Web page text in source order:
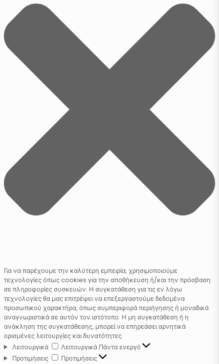
Για να παρέχουμε την καλύτερη εμπειρία, χρησιμοποιούμε
τεχνολογίες όπως cookies για την αποθήκευση ή/και την πρόσβαση
σε πληροφορίες συσκευών. Η συγκατάθεση για τις εν λόγω
τεχνολογίες θα μας επιτρέψει να επεξεργαστούμε δεδομένα
προσωπικού χαρακτήρα, όπως συμπεριφορά περιήγησης ή μοναδικά
αναγνωριστικά σε αυτόν τον ιστότοπο. Η μη συγκατάθεση ή η
ανάκληση της συγκατάθεσης, μπορεί να επηρεάσει αρνητικά
ορισμένες λειτουργίες και δυνατότητες.
Λειτουργικά
Λειτουργικά Πάντα ενεργό
Προτιμήσεις
Προτιμήσεις